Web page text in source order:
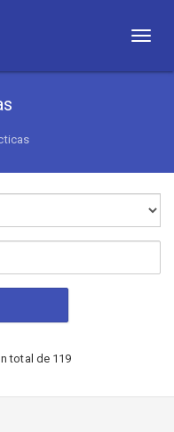
total de 119